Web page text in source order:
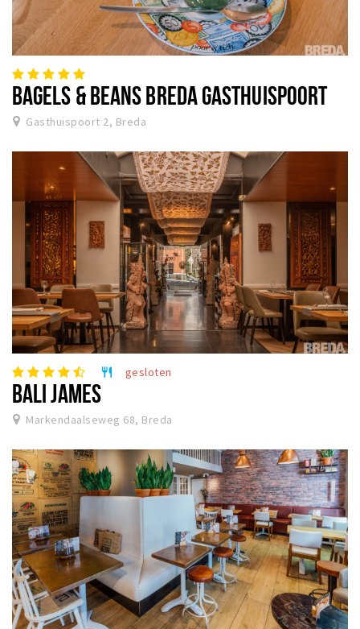
BAGELS & BEANS BREDA GASTHUISPOORT
Gasthuispoort 2, Breda
restaurant gesloten
BALI JAMES
Markendaalseweg 68, Breda